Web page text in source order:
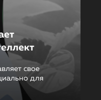
свое
для